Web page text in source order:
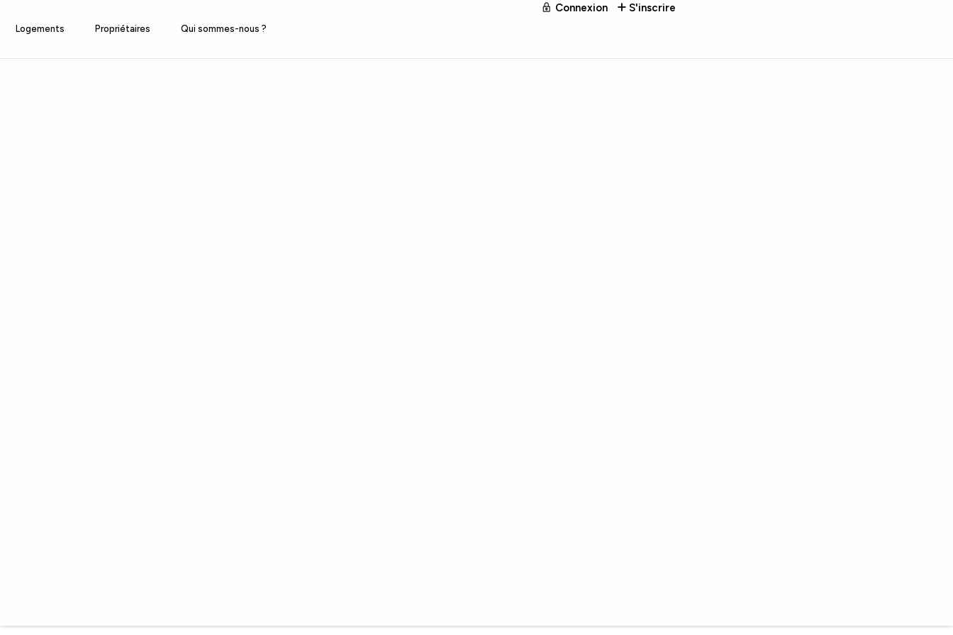
Logements Propriétaires Qui sommes-nous ?
Connexion S'inscrire